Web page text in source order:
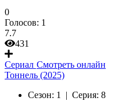
0
Голосов: 1
7.7
431
Сериал Смотреть онлайн
Тоннель (2025)
Сезон: 1 | Серия: 8